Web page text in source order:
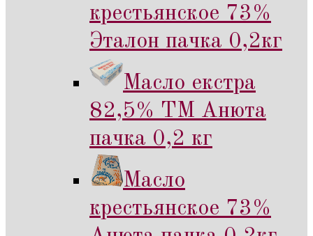
крестьянское 73%
Эталон пачка 0,2кг
Масло екстра
82,5% ТМ Анюта
пачка 0,2 кг
Масло
крестьянское 73%